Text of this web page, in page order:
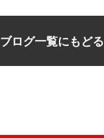
ブログ一覧にもどる